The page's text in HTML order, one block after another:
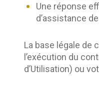
Une réponse
d’assistance
La base légale de
l’exécution du
d’Utilisation) ou